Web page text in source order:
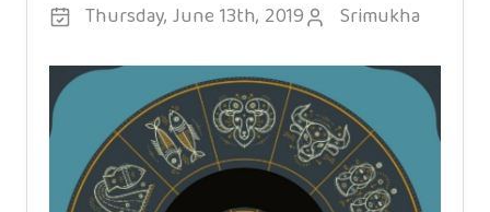
Thursday, June 13th, 2019 Srimukha